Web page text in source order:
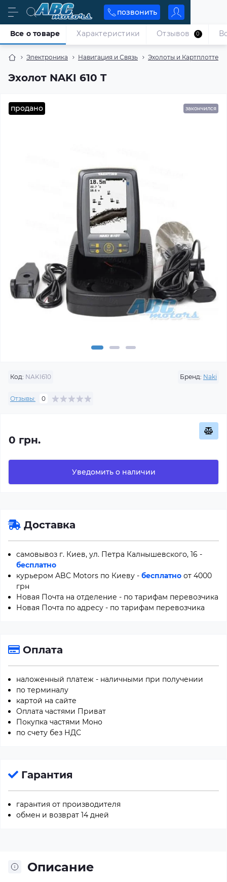
позвонить
Электроника Навигация и Связь Эхолоты и Картплоттеры
Эхолот NAKI 610 T
Все о товаре Характеристики Отзывов 0
продано закончился
Код: NAKI610 Бренд: Naki
Отзывы: 0
0 грн.
Уведомить о наличии
Доставка
самовывоз г. Киев, ул. Петра Калнышевского, 16 -
бесплатно
курьером ABC Motors по Киеву - бесплатно от 4000
грн
Новая Почта на отделение - по тарифам перевозчика
Новая Почта по адресу - по тарифам перевозчика
Оплата
наложенный платеж - наличными при получении
по терминалу
картой на сайте
Оплата частями Приват
Покупка частями Моно
по счету без НДС
Гарантия
гарантия от производителя
обмен и возврат 14 дней
Описание